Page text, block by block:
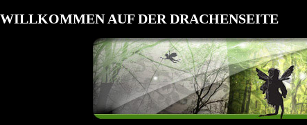
WILLKOMMEN AUF DER DRACHENSEITE